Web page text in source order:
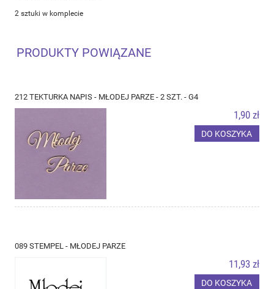
2 sztuki w komplecie
PRODUKTY POWIĄZANE
212 TEKTURKA NAPIS - MŁODEJ PARZE - 2 SZT. - G4
1,90 zł
DO KOSZYKA
089 STEMPEL - MŁODEJ PARZE
11,93 zł
DO KOSZYKA